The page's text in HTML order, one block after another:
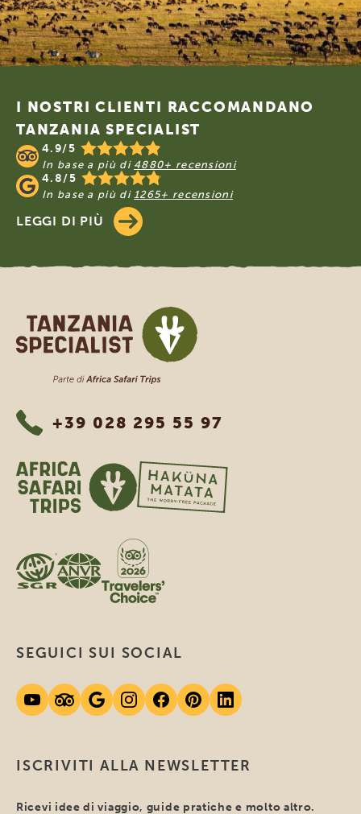
Footer
I NOSTRI CLIENTI RACCOMANDANO
TANZANIA SPECIALIST
4.9/5
In base a più di 4880+ recensioni
4.8/5
In base a più di1265+ recensioni
LEGGI DI PIÙ
Tanzania Specialist
+39 028 295 55 97
ISCRIVITI ALLA NEWSLETTER
Ricevi idee di viaggio, guide pratiche e molto altro.
SEGUICI SUI SOCIAL